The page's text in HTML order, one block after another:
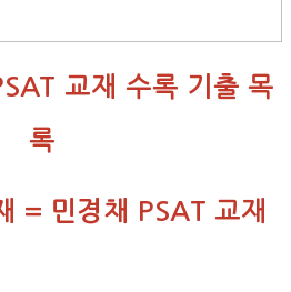
교재 수록 기출 목
록
= 민경채 PSAT 교재